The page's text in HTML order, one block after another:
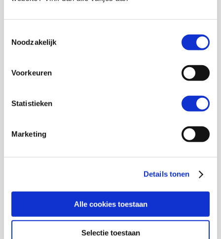
Noodzakelijk
Voorkeuren
Statistieken
Marketing
Details tonen
Alle cookies toestaan
Selectie toestaan
sessies. Bij complexe vragen kan de
minder boos meer zelfvertrouwen kun je direct
Lees er
verbeelding werken met de binnenwereld van
Met werken met de binnenwereld krijg je
toegang tot mijn beste en meest gebruikte